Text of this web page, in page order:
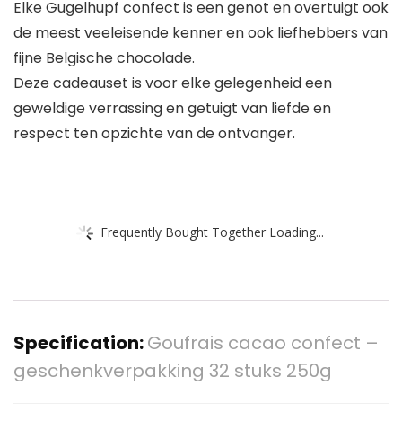
Elke Gugelhupf confect is een genot en overtuigt ook
de meest veeleisende kenner en ook liefhebbers van
fijne Belgische chocolade.
Deze cadeauset is voor elke gelegenheid een
geweldige verrassing en getuigt van liefde en
respect ten opzichte van de ontvanger.
Frequently Bought Together Loading...
Specification:Goufrais cacao confect –
geschenkverpakking 32 stuks 250g